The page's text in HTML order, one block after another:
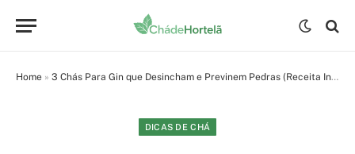
Home » 3 Chás Para Gin que Desincham e Previnem Pedras (Receita Infalível)
DICAS DE CHÁ